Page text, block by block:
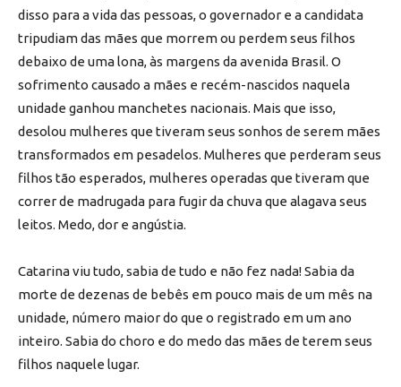
disso para a vida das pessoas, o governador e a candidata
tripudiam das mães que morrem ou perdem seus filhos
debaixo de uma lona, às margens da avenida Brasil. O
sofrimento causado a mães e recém-nascidos naquela
unidade ganhou manchetes nacionais. Mais que isso,
desolou mulheres que tiveram seus sonhos de serem mães
transformados em pesadelos. Mulheres que perderam seus
filhos tão esperados, mulheres operadas que tiveram que
correr de madrugada para fugir da chuva que alagava seus
leitos. Medo, dor e angústia.
Catarina viu tudo, sabia de tudo e não fez nada! Sabia da
morte de dezenas de bebês em pouco mais de um mês na
unidade, número maior do que o registrado em um ano
inteiro. Sabia do choro e do medo das mães de terem seus
filhos naquele lugar.